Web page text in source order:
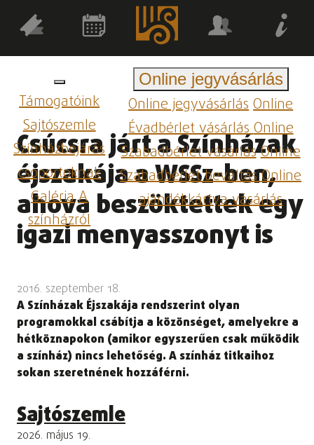
Támogatóink
Sajtószemle
Színházbejárás
csoportoknak
GalériaA
színházról
Online jegyvásárlás
Online jegyvásárlásOnline
Évadbérlet vásárlásOnline
Szabadbérlet vásárlásOnline
Szabadbérlet beváltásOnline
ajándékkártya vásárlás
Csúcsra járt a Színházak
éjszakája a WSSz­-ben,
ahova beszöktettek egy
igazi menyasszonyt is
2016. szeptember 18.
A Színházak Éjszakája rendszerint olyan
programokkal csábítja a közönséget, amelyekre a
hétköznapokon (amikor egyszerűen csak működik
a színház) nincs lehetőség. A színház titkaihoz
sokan szeretnének hozzáférni.
Sajtószemle
2026. május 19.